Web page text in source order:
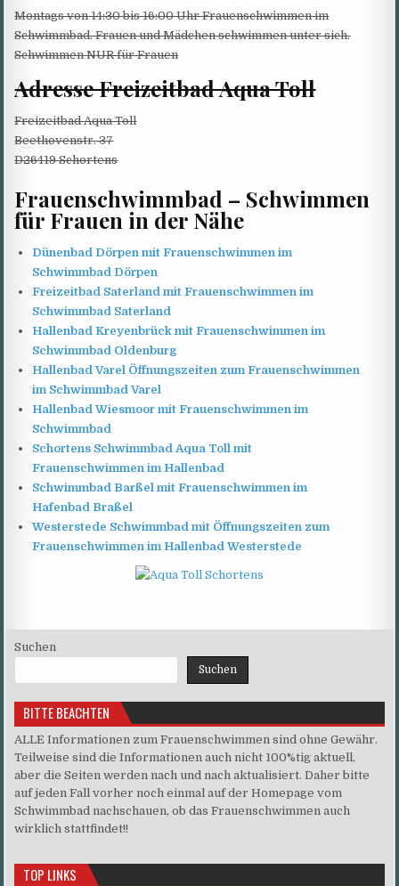
Montags von 14:30 bis 16:00 Uhr Frauenschwimmen im
Schwimmbad. Frauen und Mädchen schwimmen unter sich.
Schwimmen NUR für Frauen
Adresse Freizeitbad Aqua Toll
Freizeitbad Aqua Toll
Beethovenstr. 37
D26419 Schortens
Frauenschwimmbad – Schwimmen
für Frauen in der Nähe
Dünenbad Dörpen mit Frauenschwimmen im
Schwimmbad Dörpen
Freizeitbad Saterland mit Frauenschwimmen im
Schwimmbad Saterland
Hallenbad Kreyenbrück mit Frauenschwimmen im
Schwimmbad Oldenburg
Hallenbad Varel Öffnungszeiten zum Frauenschwimmen
im Schwimmbad Varel
Hallenbad Wiesmoor mit Frauenschwimmen im
Schwimmbad
Schortens Schwimmbad Aqua Toll mit
Frauenschwimmen im Hallenbad
Schwimmbad Barßel mit Frauenschwimmen im
Hafenbad Braßel
Westerstede Schwimmbad mit Öffnungszeiten zum
Frauenschwimmen im Hallenbad Westerstede
Suchen
Suchen
BITTE BEACHTEN
ALLE Informationen zum Frauenschwimmen sind ohne Gewähr.
Teilweise sind die Informationen auch nicht 100%tig aktuell,
aber die Seiten werden nach und nach aktualisiert. Daher bitte
auf jeden Fall vorher noch einmal auf der Homepage vom
Schwimmbad nachschauen, ob das Frauenschwimmen auch
wirklich stattfindet!!
TOP LINKS